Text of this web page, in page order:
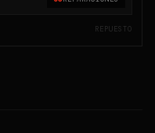
REPUESTO